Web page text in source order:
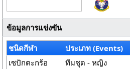
ข้อมูลการแข่งขัน
ชนิดกีฬา
ประเภท (Events)
เซปักตะกร้อ
ทีมชุด - หญิง